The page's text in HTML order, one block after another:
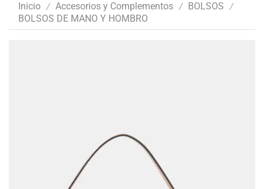
Inicio / Accesorios y Complementos / BOLSOS /
BOLSOS DE MANO Y HOMBRO